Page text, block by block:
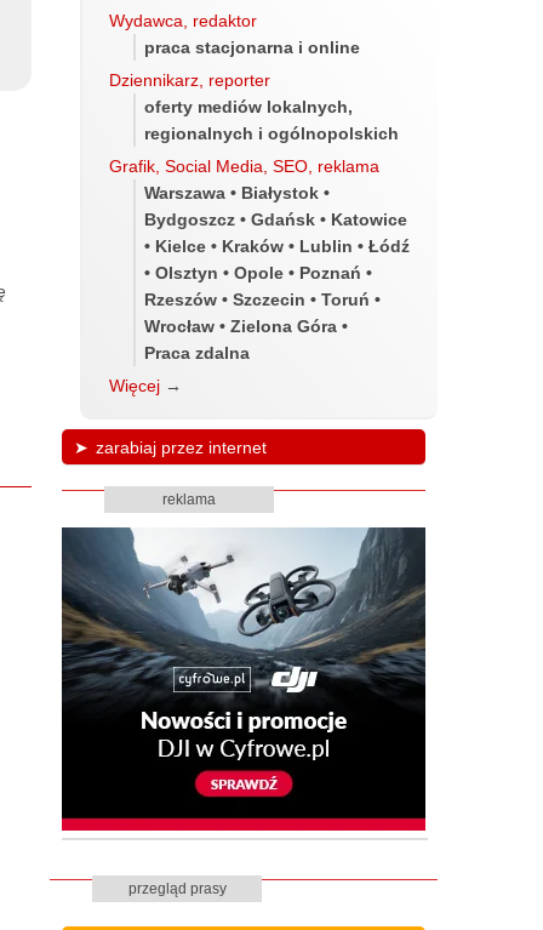
Wydawca, redaktor
praca stacjonarna i online
Dziennikarz, reporter
oferty mediów lokalnych,
regionalnych i ogólnopolskich
Grafik, Social Media, SEO, reklama
Warszawa • Białystok •
Bydgoszcz • Gdańsk • Katowice
• Kielce • Kraków • Lublin • Łódź
• Olsztyn • Opole • Poznań •
Rzeszów • Szczecin • Toruń •
Wrocław • Zielona Góra •
Praca zdalna
Więcej →
zarabiaj przez internet
reklama
przegląd prasy